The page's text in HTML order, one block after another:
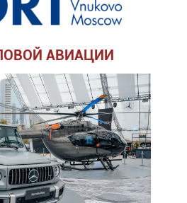
АВИАЦИИ